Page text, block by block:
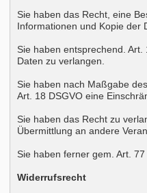
Sie haben das Recht, eine
Informationen und Kopie der
Sie haben entsprechend.
Daten zu verlangen.
Sie haben nach Maßgabe
Art. 18 DSGVO eine
Sie haben das Recht zu
Übermittlung an andere
Sie haben ferner gem. Art.
Widerrufsrecht